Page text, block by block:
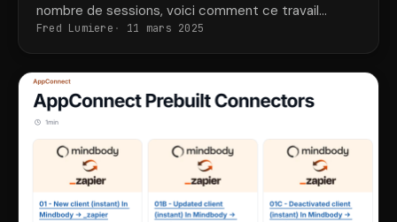
nombre de sessions, voici comment ce travail
disparaît et comment il vous permet de fidéliser vos
membres.
Fred Lumiere 11 mars 2025